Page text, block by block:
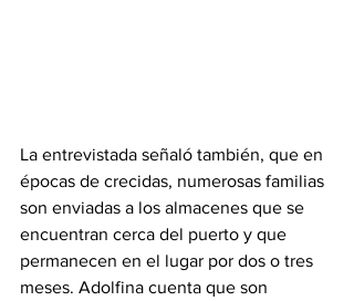
La entrevistada señaló también, que en
épocas de crecidas, numerosas familias
son enviadas a los almacenes que se
encuentran cerca del puerto y que
permanecen en el lugar por dos o tres
meses. Adolfina cuenta que son